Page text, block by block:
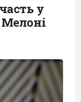
у
Мелоні